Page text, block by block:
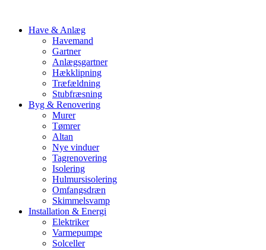
Have & Anlæg
Havemand
Gartner
Anlægsgartner
Hækklipning
Træfældning
Stubfræsning
Byg & Renovering
Murer
Tømrer
Altan
Nye vinduer
Tagrenovering
Isolering
Hulmursisolering
Omfangsdræn
Skimmelsvamp
Installation & Energi
Elektriker
Varmepumpe
Solceller